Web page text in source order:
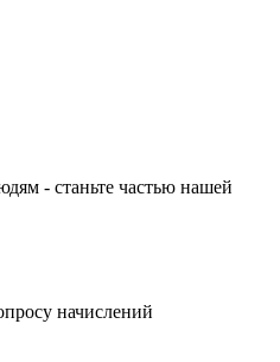
- станьте частью нашей
начислений